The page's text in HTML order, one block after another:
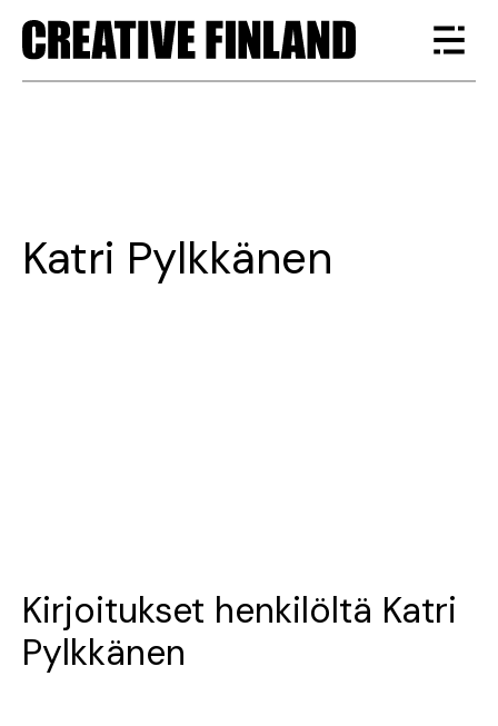
Katri Pylkkänen
Kirjoitukset henkilöltä Katri
Pylkkänen